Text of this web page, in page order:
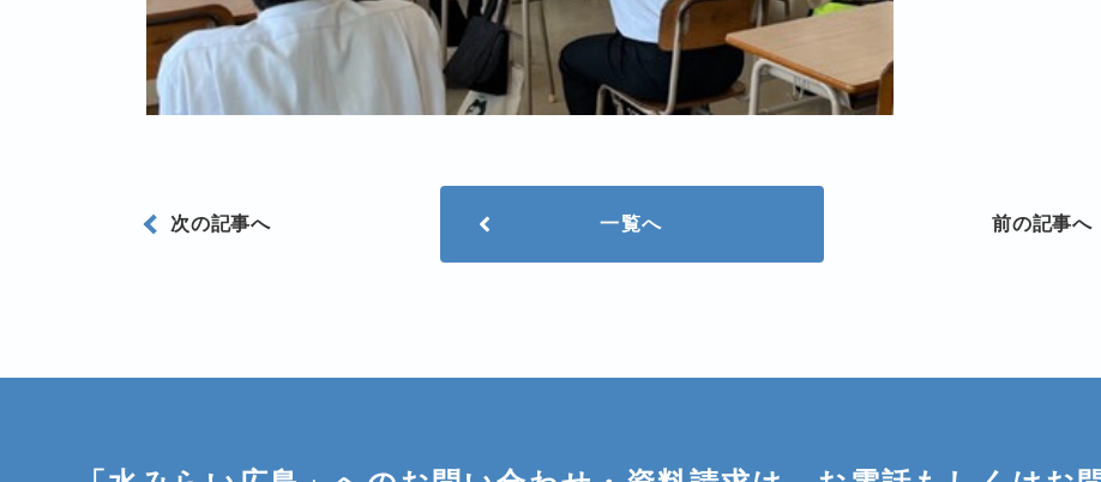
次の記事へ 一覧へ 前の記事へ